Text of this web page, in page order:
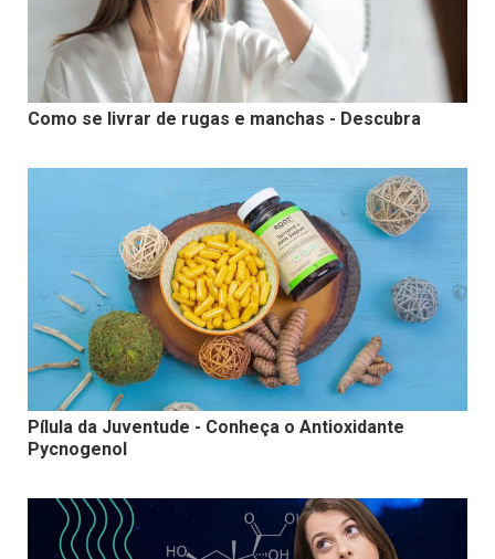
Como se livrar de rugas e manchas - Descubra
Pílula da Juventude - Conheça o Antioxidante
Pycnogenol